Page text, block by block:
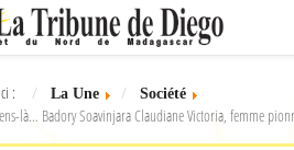
Ok
: La Une Société
là… Badory Soavinjara Claudiane Victoria, femme